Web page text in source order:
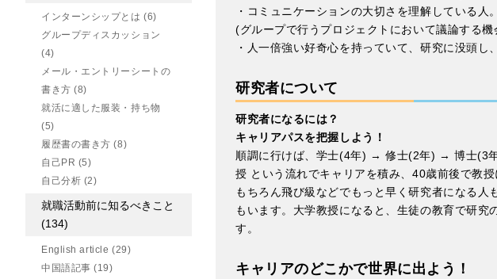
インターンシップとは(6)
グループディスカッション
(4)
メール・エントリーシートの
書き方(8)
就活に適した服装・持ち物
(5)
履歴書の書き方(8)
自己PR (5)
自己分析 (2)
就職活動前に知るべきこと
(134)
English article (29)
中国語記事(19)
・コミュニケーションの大切さを理解している人。
(グループで行うプロジェクトにおいて議論する
・人一倍強い好奇心を持っていて、研究に没頭し
研究者について
研究者になるには？
キャリアパスを把握しよう！
順調に行けば、学士(4年) → 修士(2年) → 博士
授 という流れでキャリアを積み、40歳前後で教
もちろん飛び級などでもっと早く研究者になる
もいます。大学教授になると、生徒の教育で研究
す。
キャリアのどこかで世界に出よう！